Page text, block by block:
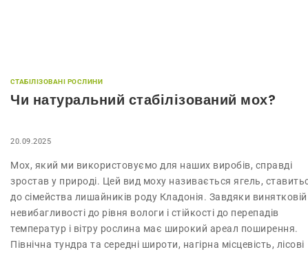
СТАБІЛІЗОВАНІ РОСЛИНИ
Чи натуральний стабілізований мох?
20.09.2025
Мох, який ми використовуємо для наших виробів, справді
зростав у природі. Цей вид моху називається ягель,
до сімейства лишайників роду Кладонія. Завдяки винятковій
невибагливості до рівня вологи і стійкості до перепадів
температур і вітру рослина має широкий ареал поширення.
Північна тундра та середні широти, нагірна місцевість, лісові